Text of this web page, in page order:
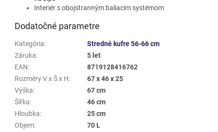
Interiér s obojstranným baliacim systémom
Dodatočné parametre
Kategória:
Stredné kufre 56-66 cm
Záruka:
5 let
EAN:
8719128416762
Rozměry V x Š x H:
67 x 46 x 25
Výška:
67 cm
Šířka:
46 cm
Hloubka:
25 cm
Objem:
70 L